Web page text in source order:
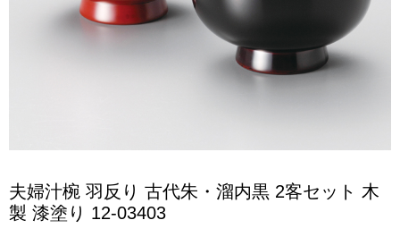
夫婦汁椀 羽反り 古代朱・溜内黒 2客セット 木
製 漆塗り 12-03403